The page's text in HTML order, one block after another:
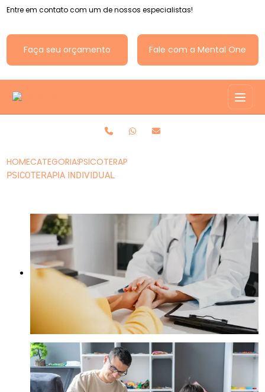
Entre em contato com um de nossos especialistas!
Faça seu orçamento Fale com a Mental One
HOMECATEGORIASPSICOTERAPIA INDIVIDUAL
PSICOTERAPIA INDIVIDUAL